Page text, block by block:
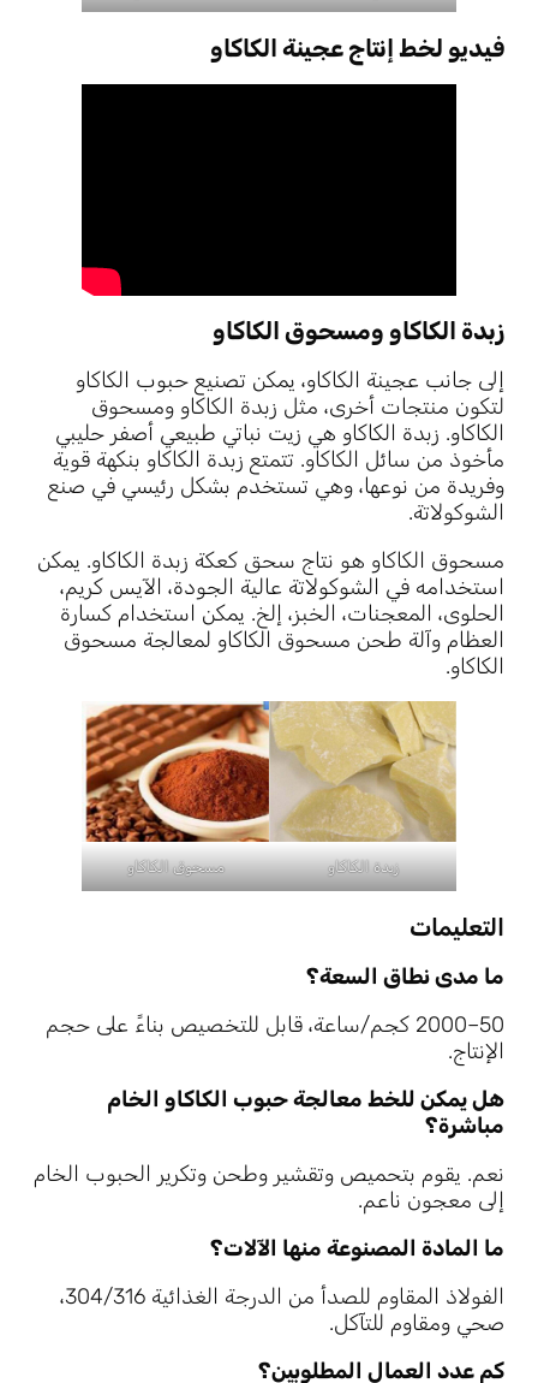
فيديو لخط إنتاج عجينة الكاكاو
زبدة الكاكاو ومسحوق الكاكاو
إلى جانب عجينة الكاكاو، يمكن تصنيع حبوب الكاكاو
لتكون منتجات أخرى، مثل زبدة الكاكاو ومسحوق
الكاكاو. زبدة الكاكاو هي زيت نباتي طبيعي أصفر حليبي
مأخوذ من سائل الكاكاو. تتمتع زبدة الكاكاو بنكهة قوية
وفريدة من نوعها، وهي تستخدم بشكل رئيسي في صنع
الشوكولاتة.
مسحوق الكاكاو هو نتاج سحق كعكة زبدة الكاكاو. يمكن
استخدامه في الشوكولاتة عالية الجودة، الآيس كريم،
الحلوى، المعجنات، الخبز، إلخ. يمكن استخدام كسارة
العظام وآلة طحن مسحوق الكاكاو لمعالجة مسحوق
الكاكاو.
زبدة الكاكاو مسحوق الكاكاو
التعليمات
ما مدى نطاق السعة؟
50–2000 كجم/ساعة، قابل للتخصيص بناءً على حجم
الإنتاج.
هل يمكن للخط معالجة حبوب الكاكاو الخام
مباشرة؟
نعم. يقوم بتحميص وتقشير وطحن وتكرير الحبوب الخام
إلى معجون ناعم.
ما المادة المصنوعة منها الآلات؟
الفولاذ المقاوم للصدأ من الدرجة الغذائية 304/316،
صحي ومقاوم للتآكل.
كم عدد العمال المطلوبين؟